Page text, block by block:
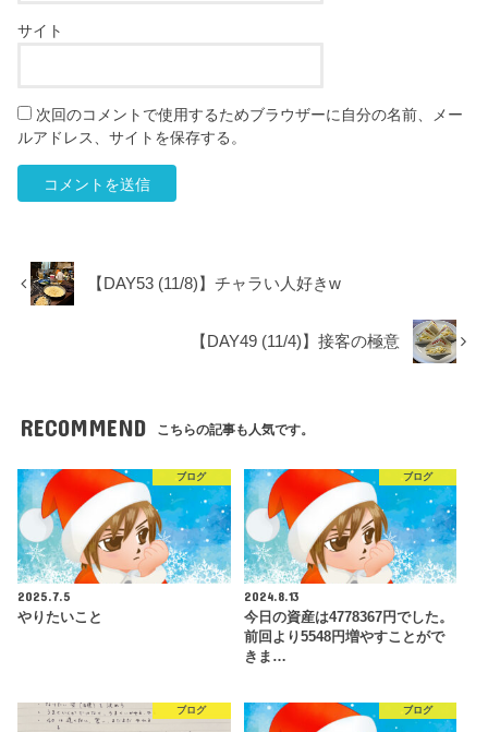
サイト
次回のコメントで使用するためブラウザーに自分の名前、メー
ルアドレス、サイトを保存する。
【DAY53 (11/8)】チャラい人好きw
【DAY49 (11/4)】接客の極意
RECOMMEND こちらの記事も人気です。
ブログ
2025.7.5
やりたいこと
ブログ
2024.8.13
今日の資産は4778367円でした。
前回より5548円増やすことがで
きま…
ブログ ブログ